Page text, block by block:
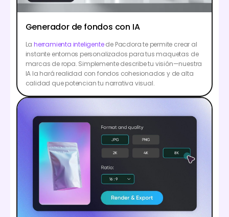
Generador de fondos con IA
La herramienta inteligentede Pacdora te permite crear al
instante entornos personalizados para tus maquetas de
marcas de ropa. Simplemente describe tu visión—nuestra
IA la hará realidad con fondos cohesionados y de alta
calidad que potencian tu narrativa visual.